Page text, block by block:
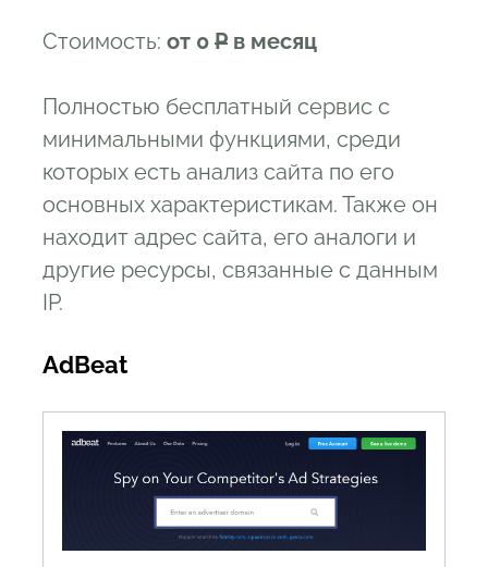
Стоимость: от 0 Р в месяц
Полностью бесплатный сервис с
минимальными функциями, среди
которых есть анализ сайта по его
основных характеристикам. Также он
находит адрес сайта, его аналоги и
другие ресурсы, связанные с данным
IP.
AdBeat